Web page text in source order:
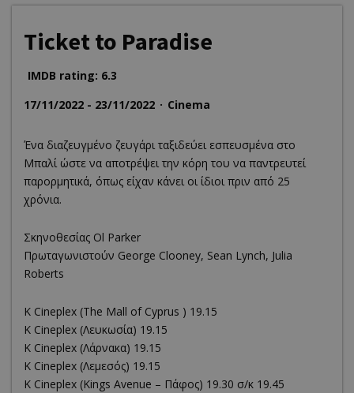
Ticket to Paradise
IMDB rating: 6.3
17/11/2022 - 23/11/2022
Cinema
Ένα διαζευγμένο ζευγάρι ταξιδεύει εσπευσμένα στο
Μπαλί ώστε να αποτρέψει την κόρη του να παντρευτεί
παρορμητικά, όπως είχαν κάνει οι ίδιοι πριν από 25
χρόνια.
Σκηνοθεσίας Ol Parker
Πρωταγωνιστούν George Clooney, Sean Lynch, Julia
Roberts
K Cineplex (The Mall of Cyprus ) 19.15
K Cineplex (Λευκωσία) 19.15
K Cineplex (Λάρνακα) 19.15
K Cineplex (Λεμεσός) 19.15
K Cineplex (Kings Avenue – Πάφος) 19.30 σ/κ 19.45